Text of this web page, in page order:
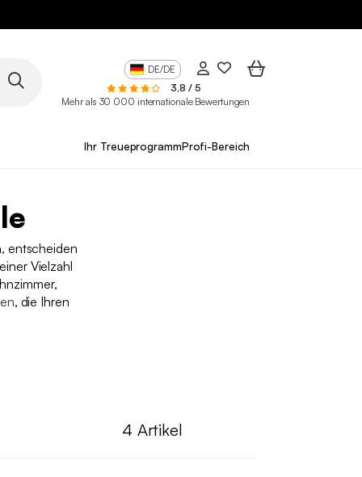
DE/DE
3,8 / 5
Mehr als 30 000 internationale Bewertungen
Ihr TreueprogrammProfi-Bereich
entscheiden
Vielzahl
, die Ihren
4 Artikel